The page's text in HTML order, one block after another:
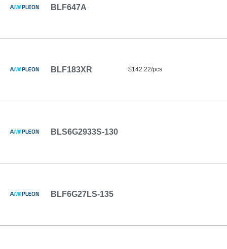
BLF647A
BLF183XR $142.22/pcs
BLS6G2933S-130
BLF6G27LS-135